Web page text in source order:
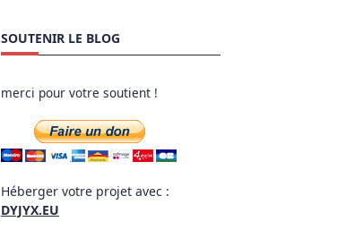
SOUTENIR LE BLOG
merci pour votre soutient !
Héberger votre projet avec :
DYJYX.EU